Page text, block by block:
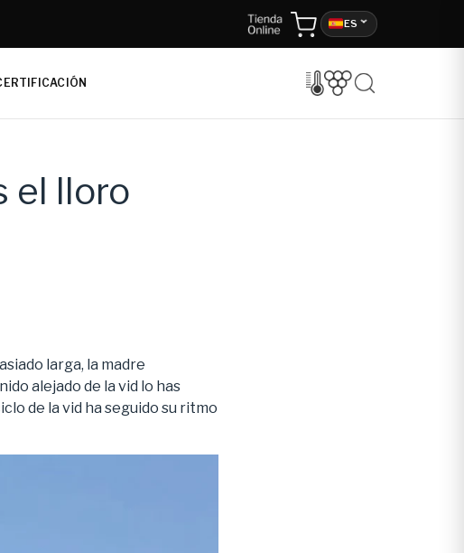
ES
el lloro
larga, la madre
alejado de la vid lo has
de la vid ha seguido su ritmo